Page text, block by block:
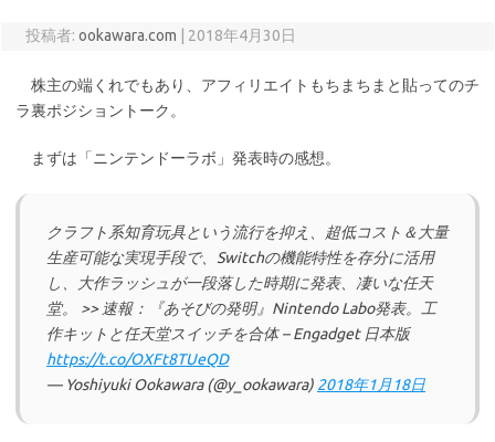
投稿者: ookawara.com 2018年4月30日
株主の端くれでもあり、アフィリエイトもちまちまと貼ってのチ
ラ裏ポジショントーク。
まずは「ニンテンドーラボ」発表時の感想。
クラフト系知育玩具という流行を抑え、超低コスト＆大量
生産可能な実現手段で、Switchの機能特性を存分に活用
し、大作ラッシュが一段落した時期に発表、凄いな任天
堂。 >> 速報：『あそびの発明』Nintendo Labo発表。工
作キットと任天堂スイッチを合体 – Engadget 日本版
https://t.co/OXFt8TUeQD
— Yoshiyuki Ookawara (@y_ookawara) 2018年1月18日